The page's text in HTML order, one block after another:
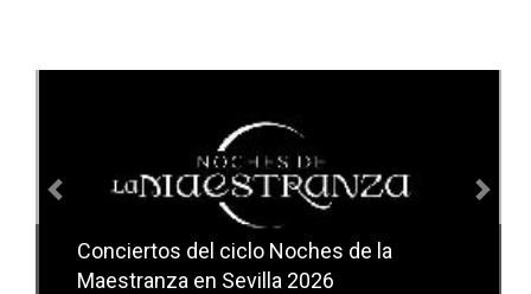
Conciertos del ciclo Noches de la
Maestranza en Sevilla 2026
Conciertos del ciclo Candlelight en
Sevilla